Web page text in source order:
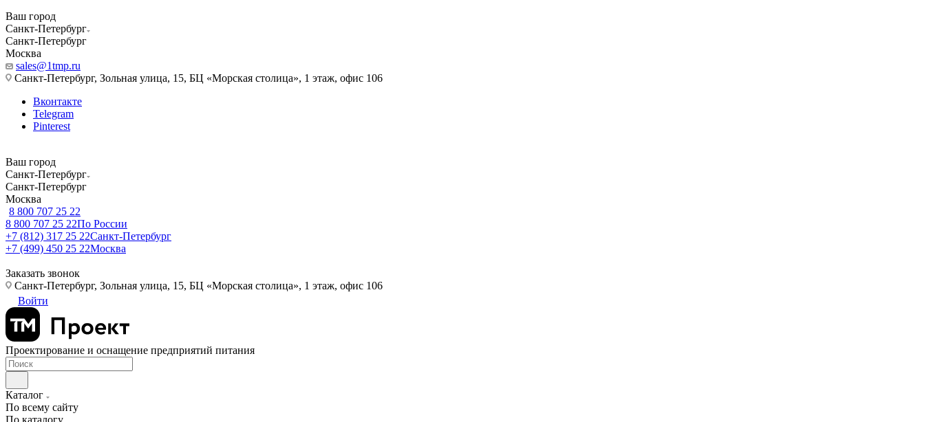
Ваш город
Санкт-Петербург
Санкт-Петербург
Москва
sales@1tmp.ru
Санкт-Петербург, Зольная улица, 15, БЦ «Морская столица», 1 этаж, офис 106
Вконтакте
Telegram
Pinterest
Ваш город
Санкт-Петербург
Санкт-Петербург
Москва
8 800 707 25 22
8 800 707 25 22По России
+7 (812) 317 25 22Санкт-Петербург
+7 (499) 450 25 22Москва
Заказать звонок
Санкт-Петербург, Зольная улица, 15, БЦ «Морская столица», 1 этаж, офис 106
Войти
Проектирование и оснащение предприятий питания
Каталог
По всему сайту
По каталогу